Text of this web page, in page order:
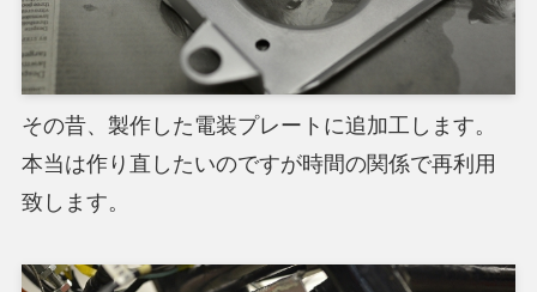
その昔、製作した電装プレートに追加工します。
本当は作り直したいのですが時間の関係で再利用
致します。